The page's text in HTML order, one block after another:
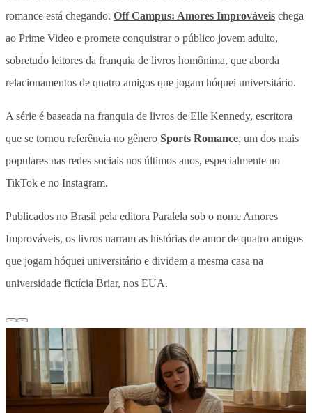
romance está chegando. Off Campus: Amores Improváveis chega
ao Prime Video e promete conquistrar o público jovem adulto,
sobretudo leitores da franquia de livros homônima, que aborda
relacionamentos de quatro amigos que jogam hóquei universitário.
A série é baseada na franquia de livros de Elle Kennedy, escritora
que se tornou referência no gênero Sports Romance, um dos mais
populares nas redes sociais nos últimos anos, especialmente no
TikTok e no Instagram.
Publicados no Brasil pela editora Paralela sob o nome Amores
Improváveis, os livros narram as histórias de amor de quatro amigos
que jogam hóquei universitário e dividem a mesma casa na
universidade fictícia Briar, nos EUA.